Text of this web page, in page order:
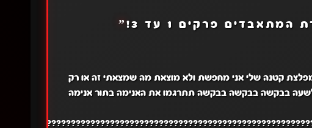
המתאבדים פרקים 1 עד 3! ”
קטנה שלי אני מחפשת ולא מוצאת מה שמצאתי זה או רק
לשעה בבקשה בבקשה בבקשה תתרגמו את האנימה בתור אנימה